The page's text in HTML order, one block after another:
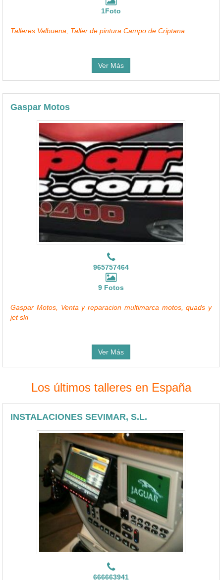
1Foto
Talleres Valbuena, Taller de pintura Campo de Criptana
Ver Más
Gaspar Motos
965757464
9 Fotos
Gaspar Motos, Venta y reparacion multimarca motos, quads y
jet ski
Ver Más
Los últimos talleres en España
INSTALACIONES SEVIMAR, S.L.
666663941